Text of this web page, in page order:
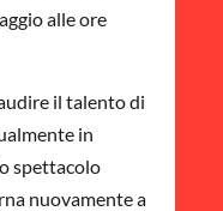
alle ore
il talento di
in
spettacolo
nuovamente a